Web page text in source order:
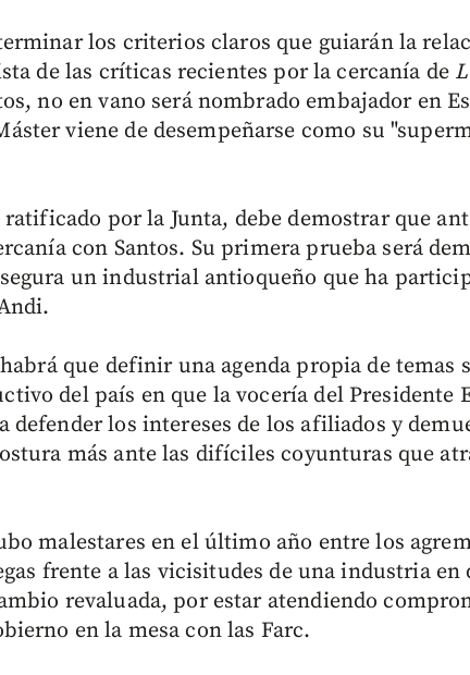
los criterios claros que guiarán la
de las críticas recientes por la cercanía de
no en vano será nombrado embajador en
viene de desempeñarse como su
ratificado por la Junta, debe demostrar que
con Santos. Su primera prueba será
un industrial antioqueño que ha
que definir una agenda propia de temas
del país en que la vocería del Presidente
defender los intereses de los afiliados y
más ante las difíciles coyunturas que
malestares en el último año entre los
frente a las vicisitudes de una industria en
revaluada, por estar atendiendo
en la mesa con las Farc.